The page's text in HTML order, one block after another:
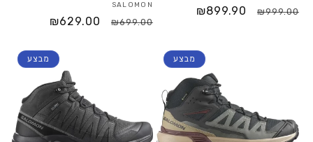
₪999.00
₪899.90
SALOMON
₪699.00
₪629.00
מבצע מבצע